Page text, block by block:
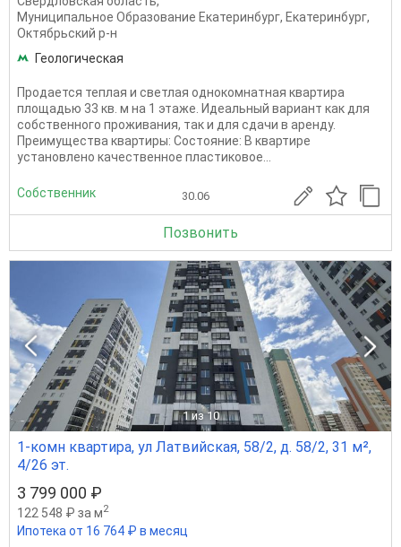
Муниципальное Образование Екатеринбург, Екатеринбург,
Октябрьский р-н
Геологическая
Продается теплая и светлая однокомнатная квартира
площадью 33 кв. м на 1 этаже. Идеальный вариант как для
собственного проживания, так и для сдачи в аренду.
Преимущества квартиры: Состояние: В квартире
установлено качественное пластиковое...
Собственник 30.06
Позвонить
1 из 10
1-комн квартира, ул Латвийская, 58/2, д. 58/2, 31 м²,
4/26 эт.
3 799 000 ₽
122 548 ₽ за м2
Ипотека от 16 764 ₽ в месяц